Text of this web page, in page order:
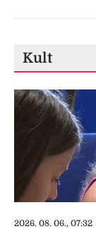
Kult
2026. 08. 06., 07:32